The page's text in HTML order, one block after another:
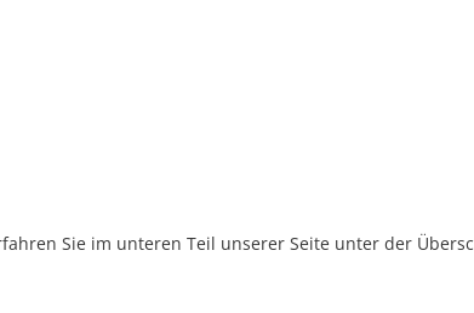
Sie im unteren Teil unserer Seite unter der